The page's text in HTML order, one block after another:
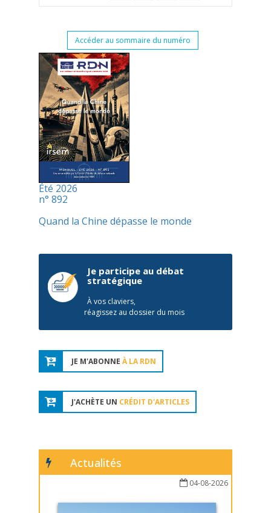
Accéder au sommaire du numéro
Été 2026
n° 892
Quand la Chine dépasse le monde
Je participe au débat
stratégique
À vos claviers,
réagissez au dossier du mois
JE M'ABONNE À LA RDN
J'ACHÈTE UN CRÉDIT D'ARTICLES
Actualités
04-08-2026